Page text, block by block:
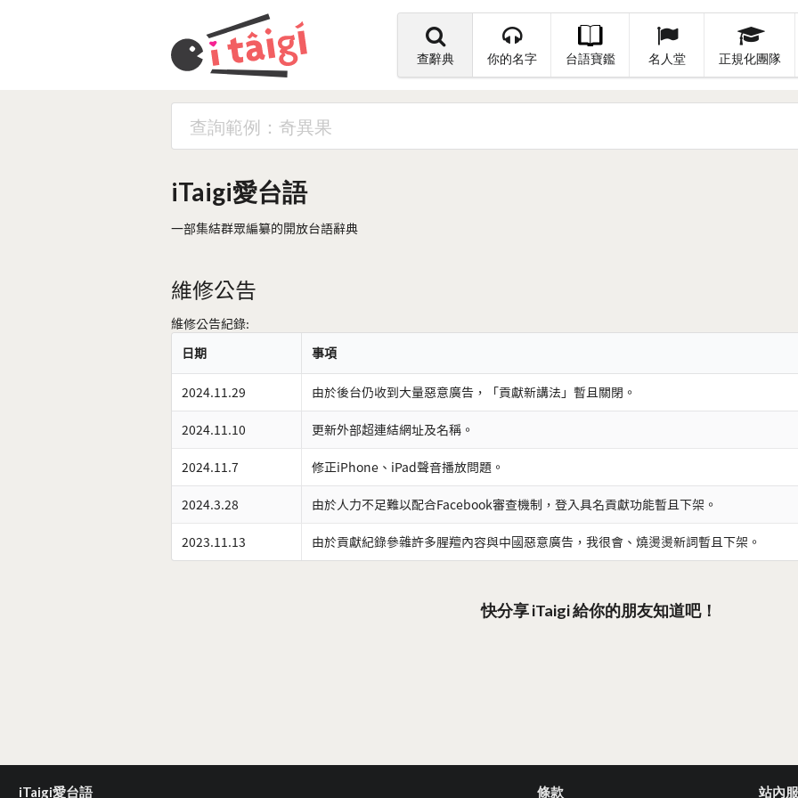
查辭典 你的名字 台語寶鑑 名人堂 正規化團隊
iTaigi愛台語
一部集結群眾編纂的開放台語辭典
維修公告
維修公告紀錄:
日期
事項
2024.11.29 由於後台仍收到大量惡意廣告，「貢獻新講法」暫且關閉。
2024.11.10 更新外部超連結網址及名稱。
2024.11.7 修正iPhone、iPad聲音播放問題。
2024.3.28 由於人力不足難以配合Facebook審查機制，登入具名貢獻功能暫且下架。
2023.11.13 由於貢獻紀錄參雜許多腥羶內容與中國惡意廣告，我很會、燒燙燙新詞暫且下架。
快分享 iTaigi 給你的朋友知道吧！
iTaigi愛台語 條款 站內